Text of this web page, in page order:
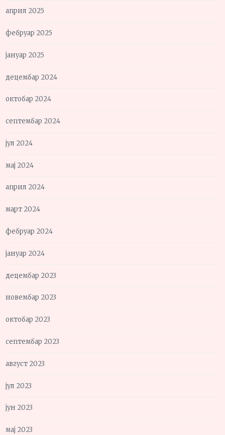
април 2025
фебруар 2025
јануар 2025
децембар 2024
октобар 2024
септембар 2024
јул 2024
мај 2024
април 2024
март 2024
фебруар 2024
јануар 2024
децембар 2023
новембар 2023
октобар 2023
септембар 2023
август 2023
јул 2023
јун 2023
мај 2023